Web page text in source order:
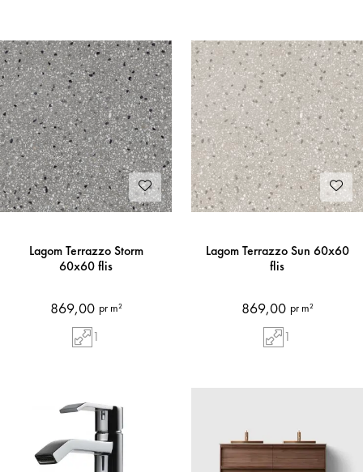
Lagom Terrazzo Storm
60x60 flis
869,00 pr m²
1
Lagom Terrazzo Sun 60x60
flis
869,00 pr m²
1